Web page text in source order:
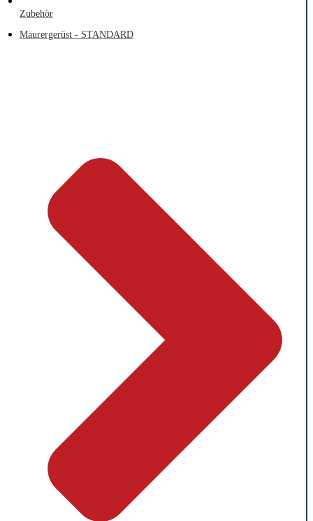
Zubehör
Maurergerüst - STANDARD